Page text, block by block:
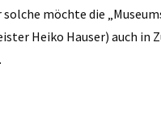
möchte die
Heiko Hauser) auch in